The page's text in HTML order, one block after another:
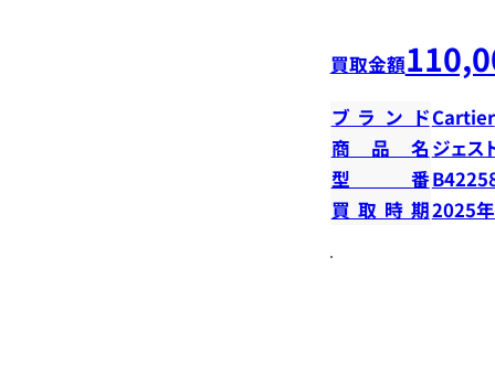
買取金額
ブランドCartier
商品名 ジェス
型番
買取時期2025